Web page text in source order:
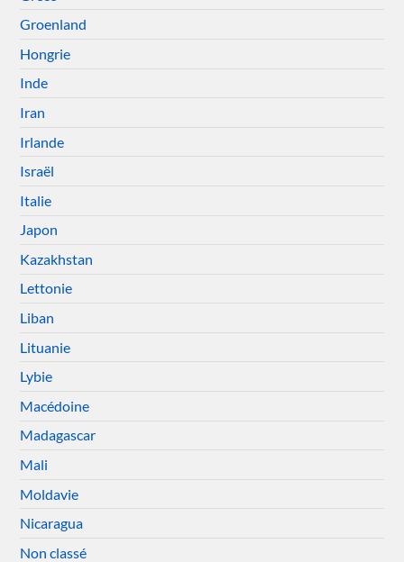
Groenland
Hongrie
Inde
Iran
Irlande
Israël
Italie
Japon
Kazakhstan
Lettonie
Liban
Lituanie
Lybie
Macédoine
Madagascar
Mali
Moldavie
Nicaragua
Non classé